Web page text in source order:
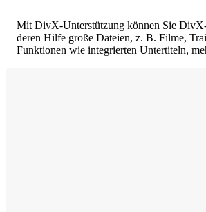
Mit DivX-Unterstützung können Sie
deren Hilfe große Dateien, z. B. Filme,
Funktionen wie integrierten Untertiteln,